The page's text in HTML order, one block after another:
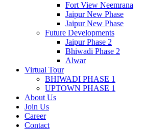
Fort View Neemrana
Jaipur New Phase
Jaipur New Phase
Future Developments
Jaipur Phase 2
Bhiwadi Phase 2
Alwar
Virtual Tour
BHIWADI PHASE 1
UPTOWN PHASE 1
About Us
Join Us
Career
Contact